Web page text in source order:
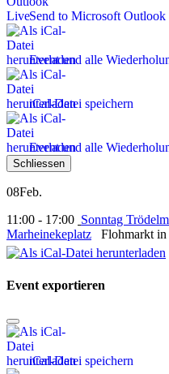
Send to Microsoft Outlook
Event und alle
iCal-Datei speichern
Event und alle
Schliessen
08Feb.
11:00 - 17:00 Sonntag
Marheinekeplatz Flohmarkt in
Event exportieren
iCal-Datei speichern